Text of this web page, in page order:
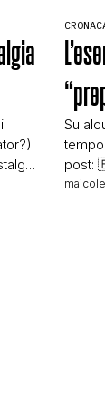
non
Su
post:
🇫🇷